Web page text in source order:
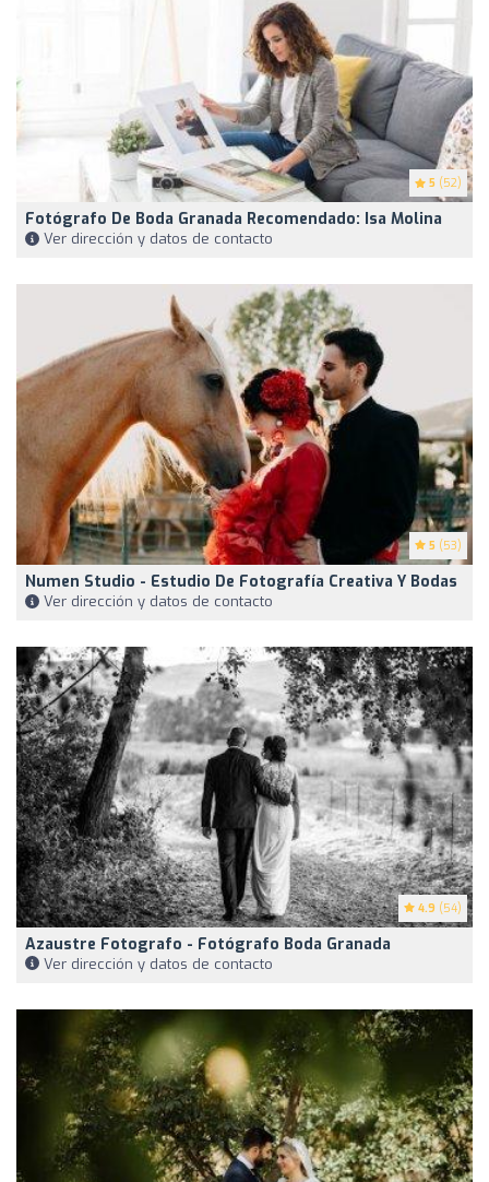
5 (52)
Fotógrafo De Boda Granada Recomendado: Isa Molina
Ver dirección y datos de contacto
5 (53)
Numen Studio - Estudio De Fotografía Creativa Y Bodas
Ver dirección y datos de contacto
4.9 (54)
Azaustre Fotografo - Fotógrafo Boda Granada
Ver dirección y datos de contacto